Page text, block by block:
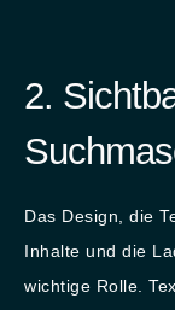
2.
Das Design, die
Inhalte und die
wichtige Rolle.